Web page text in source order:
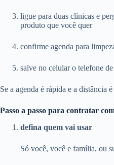
ligue para duas clínicas e
produto que você quer
confirme agenda para
salve no celular o telefone
Se a agenda é rápida e a distância
Passo a passo para contratar
defina quem vai usar
Só você, você e família, ou